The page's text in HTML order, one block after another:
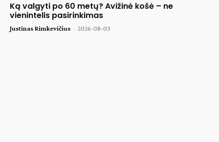
Ką valgyti po 60 metų? Avižinė košė – ne
vienintelis pasirinkimas
Justinas Rimkevičius - 2026-08-03